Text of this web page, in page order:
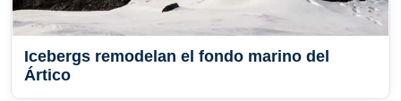
Icebergs remodelan el fondo marino del
Ártico